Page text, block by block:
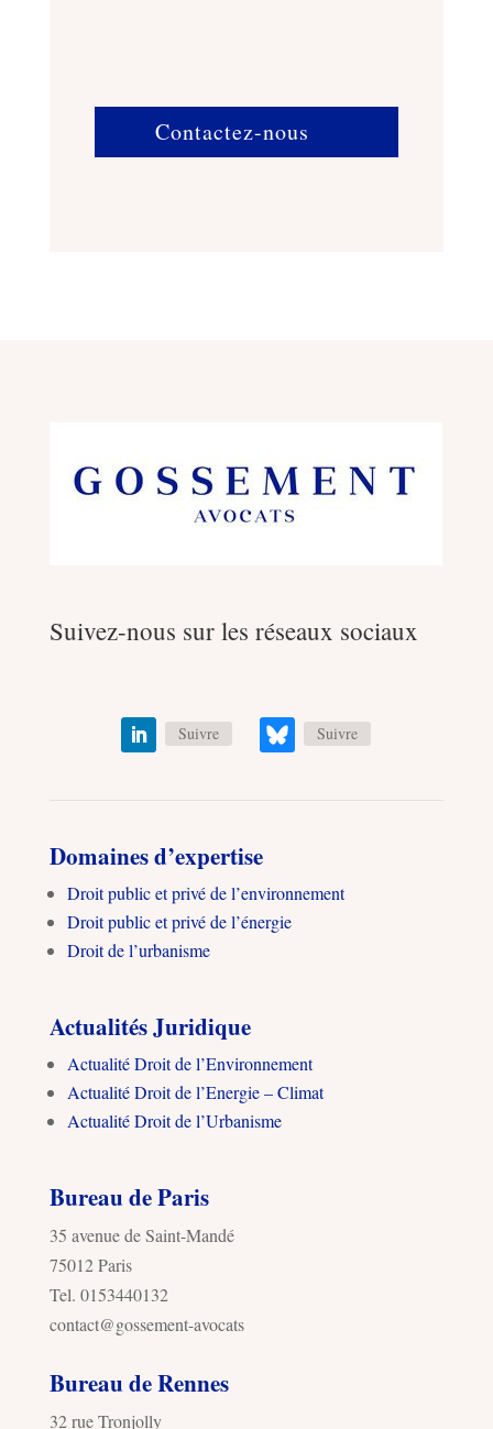
Contactez-nous
Suivez-nous sur les réseaux sociaux
Suivre Suivre
Domaines d’expertise
Droit public et privé de l’environnement
Droit public et privé de l’énergie
Droit de l’urbanisme
Actualités Juridique
Actualité Droit de l’Environnement
Actualité Droit de l’Energie – Climat
Actualité Droit de l’Urbanisme
Bureau de Paris
35 avenue de Saint-Mandé
75012 Paris
Tel. 0153440132
contact@gossement-avocats
Bureau de Rennes
32 rue Tronjolly